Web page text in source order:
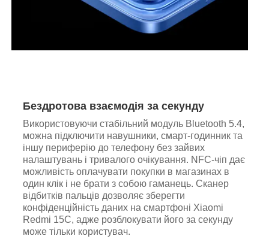
Бездротова взаємодія за секунду
Використовуючи стабільний модуль Bluetooth 5.4,
можна підключити навушники, смарт-годинник та
іншу периферію до телефону без зайвих
налаштувань і тривалого очікування. NFC-чіп дає
можливість оплачувати покупки в магазинах в
один клік і не брати з собою гаманець. Сканер
відбитків пальців дозволяє зберегти
конфіденційність даних на смартфоні Xiaomi
Redmi 15C, адже розблокувати його за секунду
може тільки користувач.